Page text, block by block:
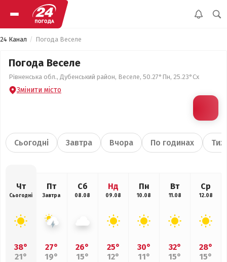
24 Канал Погода Веселе
Погода Веселе
Рівненська обл., Дубенський район, Веселе, 50.27°Пн, 25.23°Сх
Змінити місто
Сьогодні Завтра Вчора По годинах
Чт
Сьогодні
38°
21°
Пт
Завтра
27°
19°
Сб
08.08
26°
15°
Нд
09.08
25°
12°
Пн
10.08
30°
11°
Вт
11.08
32°
15°
Ср
12.08
28°
15°